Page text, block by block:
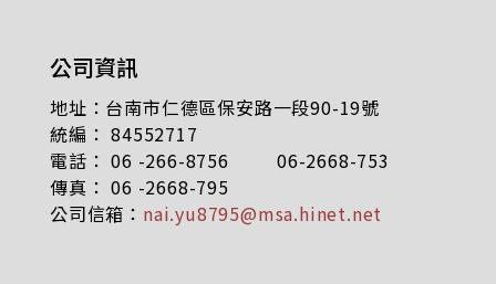
公司資訊
地址：台南市仁德區保安路一段90-19號
統編： 84552717
電話： 06 -266-8756 06-2668-753
傳真： 06 -2668-795
公司信箱： nai.yu8795@msa.hinet.net